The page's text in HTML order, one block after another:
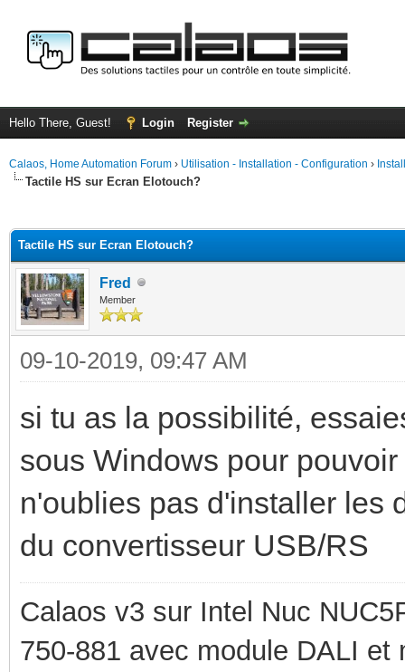
Hello There, Guest! Login Register
Calaos, Home Automation Forum › Utilisation - Installation - Configuration ›
Tactile HS sur Ecran Elotouch?
Tactile HS sur Ecran Elotouch?
Fred
Member
09-10-2019, 09:47 AM
si tu as la possibilité,
sous Windows pour
n'oublies pas d'installer les
du convertisseur USB/RS
Calaos v3 sur Intel Nuc
750-881 avec module DALI